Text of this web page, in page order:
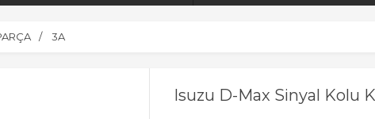
3A
Isuzu D-Max Sinyal Kolu